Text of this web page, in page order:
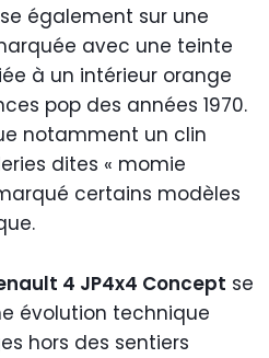
également sur une
avec une teinte
à un intérieur orange
pop des années 1970.
notamment un clin
dites « momie
certains modèles
4 JP4x4 Concept se
évolution technique
hors des sentiers